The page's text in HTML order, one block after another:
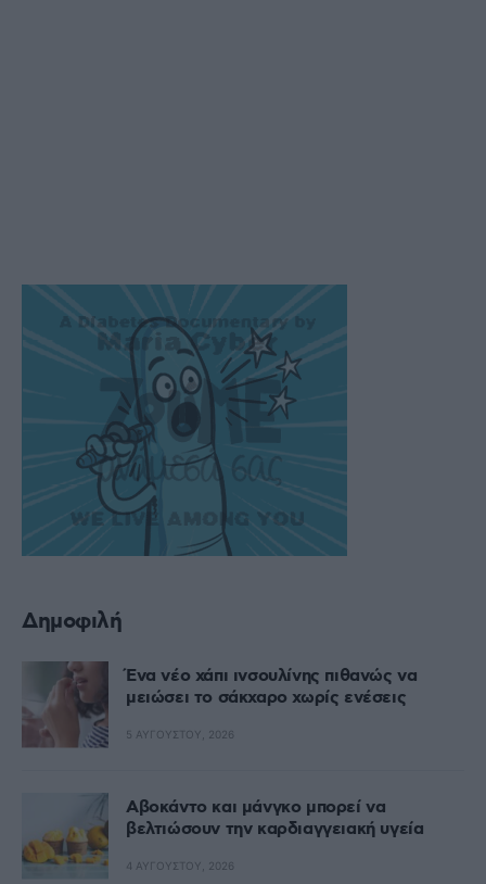
Δημοφιλή
Ένα νέο χάπι ινσουλίνης πιθανώς να
μειώσει το σάκχαρο χωρίς ενέσεις
5 ΑΥΓΟΎΣΤΟΥ, 2026
Αβοκάντο και μάνγκο μπορεί να
βελτιώσουν την καρδιαγγειακή υγεία
4 ΑΥΓΟΎΣΤΟΥ, 2026